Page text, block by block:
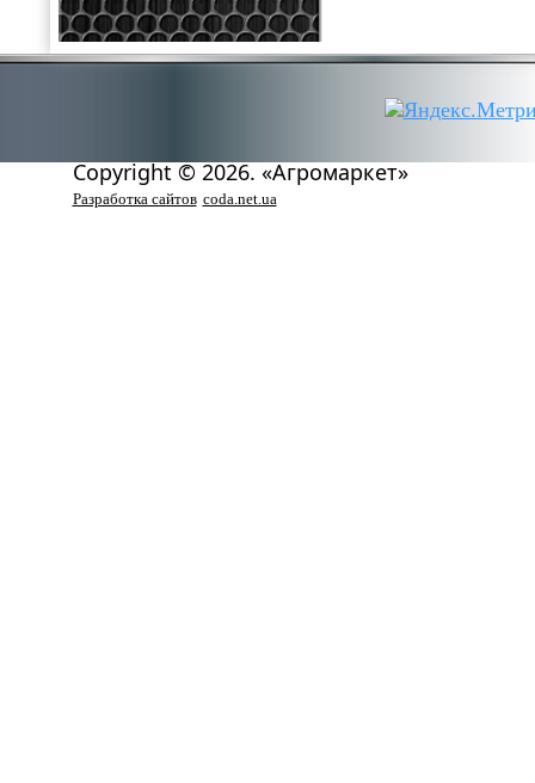
Copyright © 2026. «Агромаркет»
Разработка сайтов coda.net.ua